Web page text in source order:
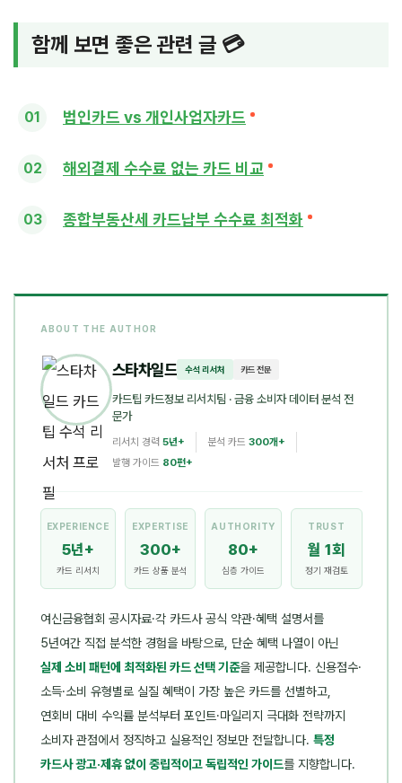
함께 보면 좋은 관련 글 💳
법인카드 vs 개인사업자카드
해외결제 수수료 없는 카드 비교
종합부동산세 카드납부 수수료 최적화
ABOUT THE AUTHOR
스타차일드 수석 리서처 카드 전문
카드팁 카드정보 리서치팀 · 금융 소비자 데이터 분석 전
문가
리서치 경력 5년+ 분석 카드 300개+
발행 가이드 80편+
EXPERIENCE
5년+
카드 리서치
EXPERTISE
300+
카드 상품 분석
AUTHORITY
80+
심층 가이드
TRUST
월 1회
정기 재검토
여신금융협회 공시자료·각 카드사 공식 약관·혜택 설명서를
5년여간 직접 분석한 경험을 바탕으로, 단순 혜택 나열이 아닌
실제 소비 패턴에 최적화된 카드 선택 기준을 제공합니다. 신용점수·
소득·소비 유형별로 실질 혜택이 가장 높은 카드를 선별하고,
연회비 대비 수익률 분석부터 포인트·마일리지 극대화 전략까지
소비자 관점에서 정직하고 실용적인 정보만 전달합니다. 특정
카드사 광고·제휴 없이 중립적이고 독립적인 가이드를 지향합니다.